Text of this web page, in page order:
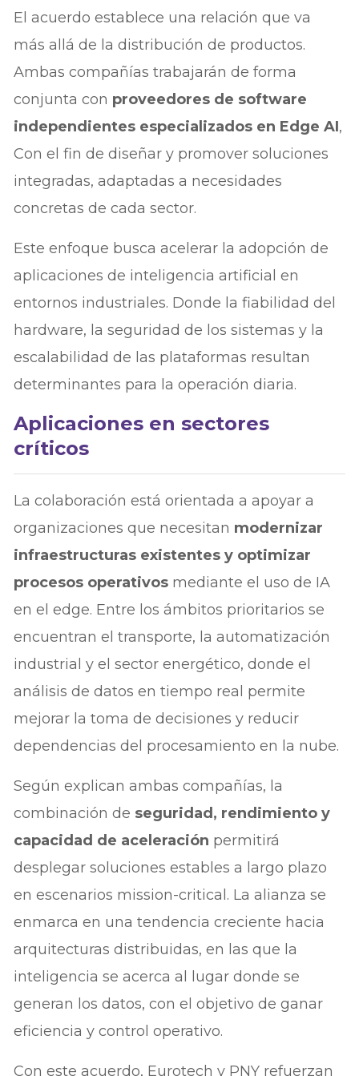
El acuerdo establece una relación que va
más allá de la distribución de productos.
Ambas compañías trabajarán de forma
conjunta con proveedores de software
independientes especializados en Edge AI,
Con el fin de diseñar y promover soluciones
integradas, adaptadas a necesidades
concretas de cada sector.
Este enfoque busca acelerar la adopción de
aplicaciones de inteligencia artificial en
entornos industriales. Donde la fiabilidad del
hardware, la seguridad de los sistemas y la
escalabilidad de las plataformas resultan
determinantes para la operación diaria.
Aplicaciones en sectores
críticos
La colaboración está orientada a apoyar a
organizaciones que necesitan modernizar
infraestructuras existentes y optimizar
procesos operativos mediante el uso de IA
en el edge. Entre los ámbitos prioritarios se
encuentran el transporte, la automatización
industrial y el sector energético, donde el
análisis de datos en tiempo real permite
mejorar la toma de decisiones y reducir
dependencias del procesamiento en la nube.
Según explican ambas compañías, la
combinación de seguridad, rendimiento y
capacidad de aceleración permitirá
desplegar soluciones estables a largo plazo
en escenarios mission-critical. La alianza se
enmarca en una tendencia creciente hacia
arquitecturas distribuidas, en las que la
inteligencia se acerca al lugar donde se
generan los datos, con el objetivo de ganar
eficiencia y control operativo.
Con este acuerdo, Eurotech y PNY refuerzan